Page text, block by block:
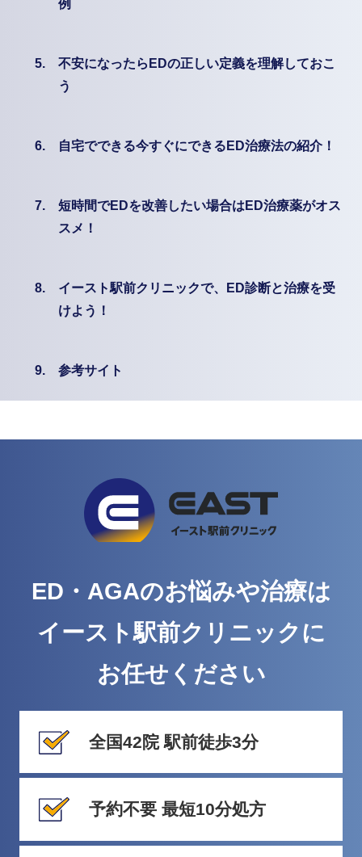
例
5.
不安になったらEDの正しい定義を理解しておこ
う
6. 自宅でできる今すぐにできるED治療法の紹介！
7.
短時間でEDを改善したい場合はED治療薬がオス
スメ！
8.
イースト駅前クリニックで、ED診断と治療を受
けよう！
9. 参考サイト
ED・AGAのお悩みや治療は
イースト駅前クリニックに
お任せください
全国42院 駅前徒歩3分
予約不要 最短10分処方